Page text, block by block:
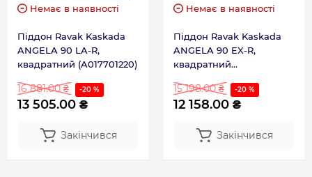
Немає в наявності
Піддон Ravak Kaskada
ANGELA 90 LA-R,
квадратний (A017701220)
16 881.00 ₴ -20 %
13 505.00 ₴
Закінчився
Немає в наявності
Піддон Ravak Kaskada
ANGELA 90 EX-R,
квадратний
15 198.00 ₴ -20 %
12 158.00 ₴
Закінчився